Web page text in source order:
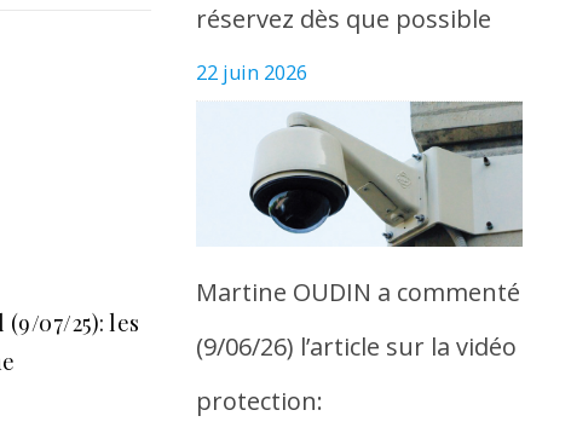
07/25): les
réservez dès que possible
22 juin 2026
Martine OUDIN a commenté
(9/06/26) l’article sur la vidéo
protection: